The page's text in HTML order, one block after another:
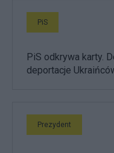
PiS
PiS odkrywa karty.
deportacje
Prezydent